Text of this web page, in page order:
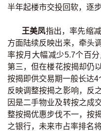
供款年期计算
工商铺按揭计算
印花税计算
免费物业估价
下载中心
半年起楼市交投回软，逐
王美凤指出，率先缩
方面陆续反映出来，牵头
率按月大幅减少5.7个百
第三，但在楼花按揭却仍
按揭即供交易期一般长达
反映调整按揭之影响，反
因是二手物业及转按之成
整按揭优惠步伐不一，按
之银行，未来巿占率排名